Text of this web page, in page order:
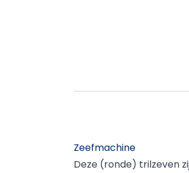
Zeefmachine
Deze (ronde) trilzeven